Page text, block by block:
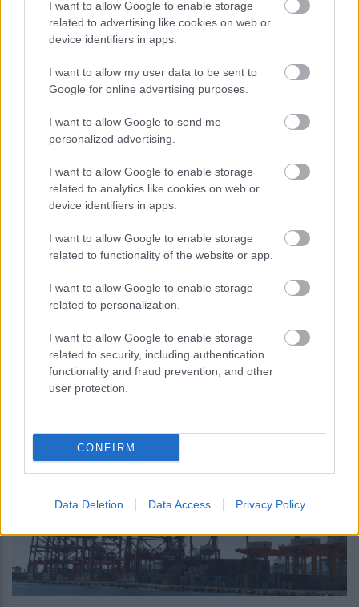
I want to allow Google to enable storage
related to advertising like cookies on web or
device identifiers in apps.
I want to allow my user data to be sent to
Google for online advertising purposes.
I want to allow Google to send me
personalized advertising.
I want to allow Google to enable storage
related to analytics like cookies on web or
device identifiers in apps.
I want to allow Google to enable storage
related to functionality of the website or app.
I want to allow Google to enable storage
related to personalization.
I want to allow Google to enable storage
related to security, including authentication
functionality and fraud prevention, and other
user protection.
CONFIRM
Data Deletion Data Access Privacy Policy
Νέα μέθοδος μετατρέπει το PVC σε
, 7 Αυγούστου 2026